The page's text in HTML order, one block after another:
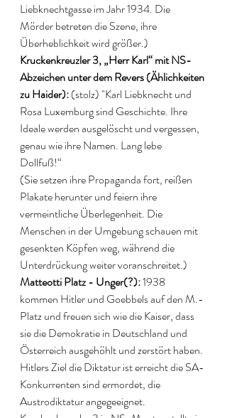
Liebknechtgasse im Jahr 1934. Die
Mörder betreten die Szene, ihre
Überheblichkeit wird größer.)
Kruckenkreuzler 3, „Herr Karl“ mit NS-
Abzeichen unter dem Revers (Ählichkeiten
zu Haider): (stolz) "Karl Liebknecht und
Rosa Luxemburg sind Geschichte. Ihre
Ideale werden ausgelöscht und vergessen,
genau wie ihre Namen. Lang lebe
Dollfuß!“
(Sie setzen ihre Propaganda fort, reißen
Plakate herunter und feiern ihre
vermeintliche Überlegenheit. Die
Menschen in der Umgebung schauen mit
gesenkten Köpfen weg, während die
Unterdrückung weiter voranschreitet.)
Matteotti Platz - Unger(?): 1938
kommen Hitler und Goebbels auf den M.-
Platz und freuen sich wie die Kaiser, dass
sie die Demokratie in Deutschland und
Österreich ausgehöhlt und zerstört haben.
Hitlers Ziel die Diktatur ist erreicht die SA-
Konkurrenten sind ermordet, die
Austrodiktatur angegeeignet.